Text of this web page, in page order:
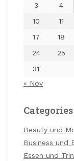
3
4
10
11
17
18
24
25
31
« Nov
Categories
Beauty und
Business und
Essen und